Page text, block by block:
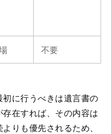
不要
に行うべきは遺言書の
在すれば、その内容は
りも優先されるため、